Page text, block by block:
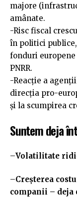
majore
amânate.
-Risc fiscal
în politici publice,
fonduri
PNRR.
-Reacție a
direcția pro-
și la scumpirea
Suntem deja
–Volatilitate
–Creșterea
companii – deja